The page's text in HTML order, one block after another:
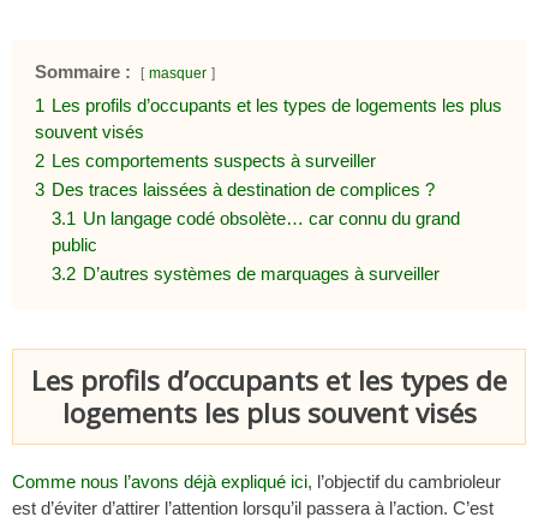
Sommaire : masquer
1 Les profils d’occupants et les types de logements les plus
souvent visés
2 Les comportements suspects à surveiller
3 Des traces laissées à destination de complices ?
3.1 Un langage codé obsolète… car connu du grand
public
3.2 D’autres systèmes de marquages à surveiller
Les profils d’occupants et les types de
logements les plus souvent visés
Comme nous l’avons déjà expliqué ici, l’objectif du cambrioleur
est d’éviter d’attirer l’attention lorsqu’il passera à l’action. C’est